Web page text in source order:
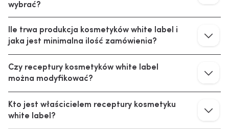
wybrać?
Ile trwa produkcja kosmetyków white label i
jaka jest minimalna ilość zamówienia?
Czy receptury kosmetyków white label
można modyfikować?
Kto jest właścicielem receptury kosmetyku
white label?